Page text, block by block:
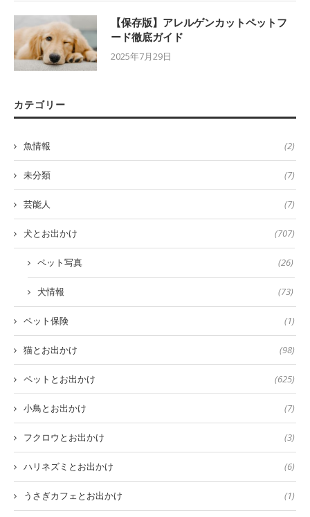
【保存版】アレルゲンカットペットフ
ード徹底ガイド
2025年7月29日
カテゴリー
魚情報 (2)
未分類 (7)
芸能人 (7)
犬とお出かけ (707)
ペット写真 (26)
犬情報 (73)
ペット保険 (1)
猫とお出かけ (98)
ペットとお出かけ (625)
小鳥とお出かけ (7)
フクロウとお出かけ (3)
ハリネズミとお出かけ (6)
うさぎカフェとお出かけ (1)